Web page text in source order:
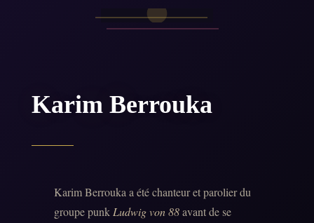
Karim Berrouka
Karim Berrouka a été chanteur et parolier du
groupe punk Ludwig von 88avant de se